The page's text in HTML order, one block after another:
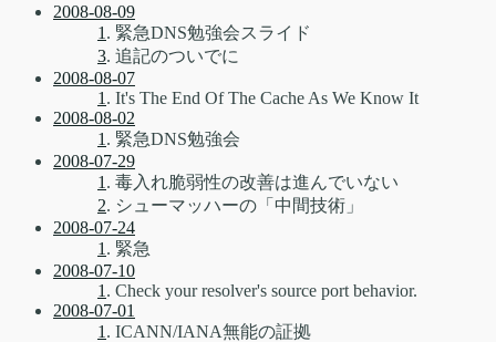
2008-08-09
1 . 緊急DNS勉強会スライド
3. 追記のついでに
2008-08-07
1 . It's The End Of The Cache As We Know It
2008-08-02
1 . 緊急DNS勉強会
2008-07-29
1 . 毒入れ脆弱性の改善は進んでいない
2. シューマッハーの「中間技術」
2008-07-24
1 . 緊急
2008-07-10
1 . Check your resolver's source port behavior.
2008-07-01
1 . ICANN/IANA無能の証拠